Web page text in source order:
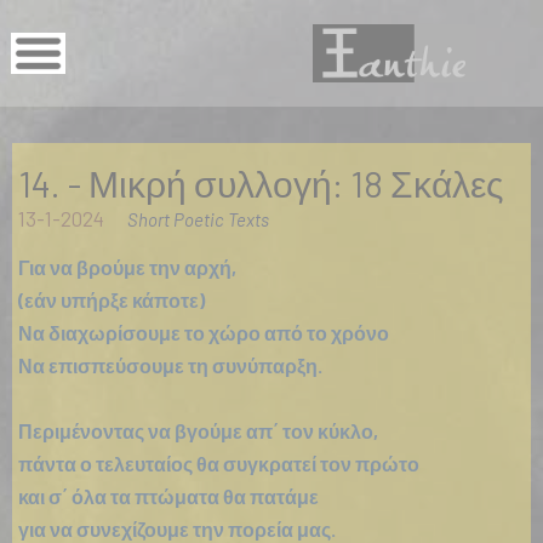
14. - Μικρή συλλογή: 18 Σκάλες
13-1-2024 Short Poetic Texts
Για να βρούμε την αρχή,
(εάν υπήρξε κάποτε)
Να διαχωρίσουμε το χώρο από το χρόνο
Να επισπεύσουμε τη συνύπαρξη.
Περιμένοντας να βγούμε απ΄ τον κύκλο,
πάντα ο τελευταίος θα συγκρατεί τον πρώτο
και σ΄ όλα τα πτώματα θα πατάμε
για να συνεχίζουμε την πορεία μας.